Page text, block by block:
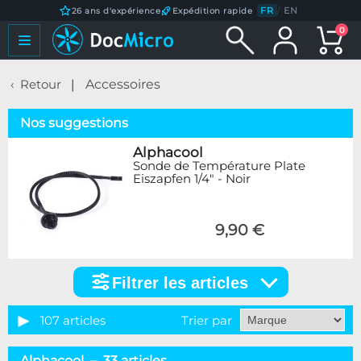
26 ans d'expérience Expédition rapide FR / EN
0
Retour Accessoires
Nos suggestions
Alphacool
Sonde de Température Plate
Eiszapfen 1/4" - Noir
9,90 €
articles
Catégorie
Filtrer les articles
107 articles Trier par